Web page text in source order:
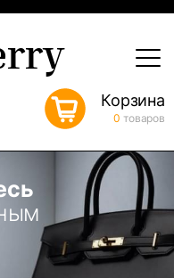
Корзина
0 товаров